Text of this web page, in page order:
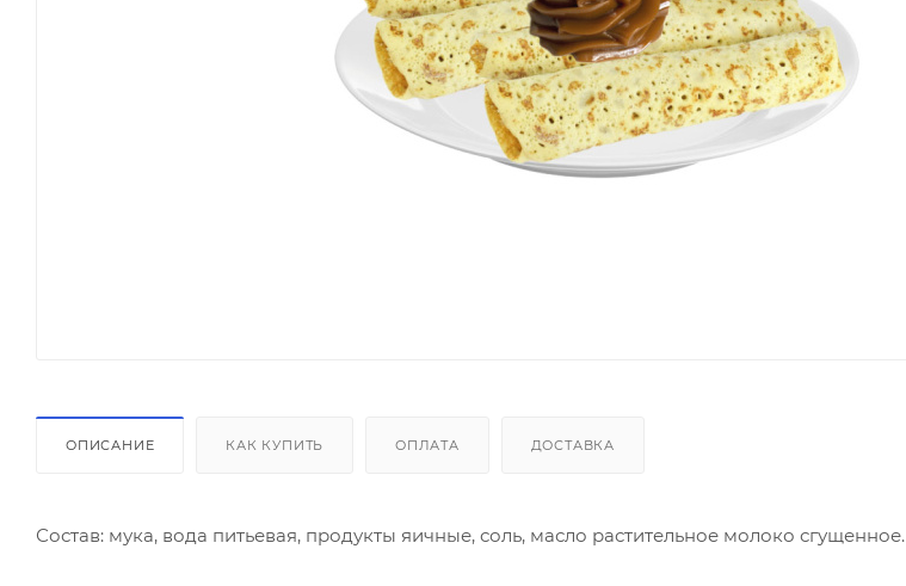
ОПИСАНИЕ КАК КУПИТЬ ОПЛАТА ДОСТАВКА
Состав: мука, вода питьевая, продукты яичные, соль, масло растительное молоко сгущенное.